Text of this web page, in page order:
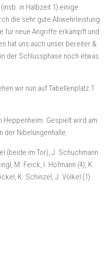
in Halbzeit 1) einige
die sehr gute Abwehrleistung
für neue Angriffe erkämpft und
hat uns auch unser bereiter &
der Schlussphase noch etwas
wir nun auf Tabellenplatz 1
Heppenheim. Gespielt wird am
der Nibelungenhalle.
(beide im Tor), J. Schuchmann
M. Feick, I. Hofmann (4), K.
K. Schinzel, J. Völkel (1).